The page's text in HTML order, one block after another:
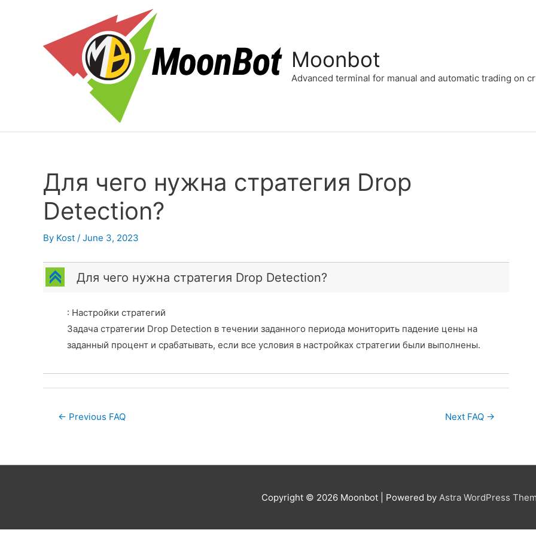
Moonbot
Advanced terminal for manual and automatic trading on
Для чего нужна стратегия Drop
Detection?
By Kost / June 3, 2023
C Для чего нужна стратегия Drop Detection?
: Настройки стратегий
Задача стратегии Drop Detection в течении заданного периода мониторить падение цены на
заданный процент и срабатывать, если все условия в настройках стратегии были выполнены.
Post← Previous FAQ Next FAQ →
Copyright © 2026 Moonbot | Powered by Astra WordPress